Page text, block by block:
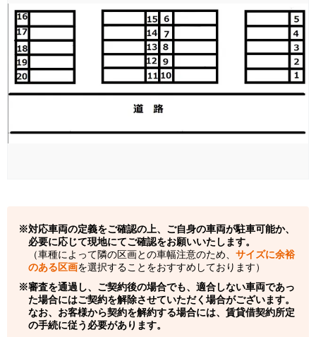
対応車両の定義をご確認の上、ご自身の車両が駐車可能か、
必要に応じて現地にてご確認をお願いいたします。
（車種によって隣の区画との車幅注意のため、 サイズに余裕
のある区画を選択することをおすすめしております）
審査を通過し、ご契約後の場合でも、適合しない車両であっ
た場合にはご契約を解除させていただく場合がございます。
なお、お客様から契約を解約する場合には、賃貸借契約所定
の手続に従う必要があります。